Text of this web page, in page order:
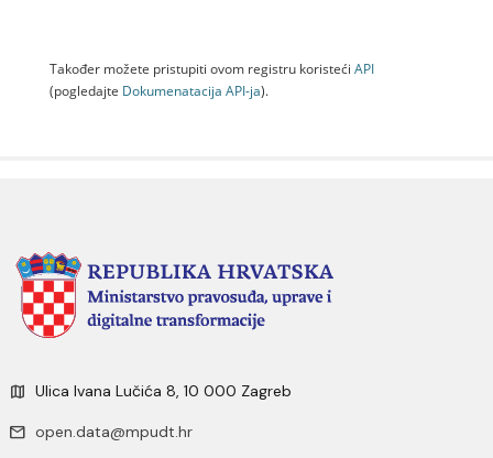
Također možete pristupiti ovom registru koristeći API
(pogledajte Dokumenаtаcijа API-jа).